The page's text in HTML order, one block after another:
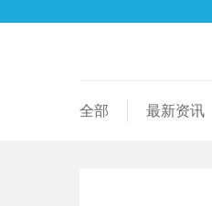
全部 最新资讯